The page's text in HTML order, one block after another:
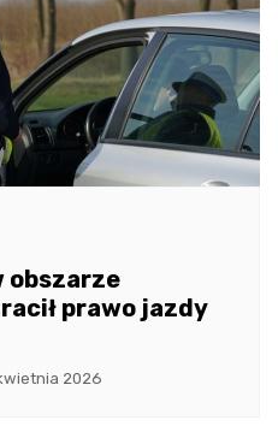
obszarze
prawo jazdy
2026